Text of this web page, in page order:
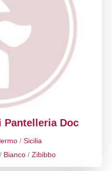
Pantelleria Doc
/ Sicilia
/ Bianco / Zibibbo